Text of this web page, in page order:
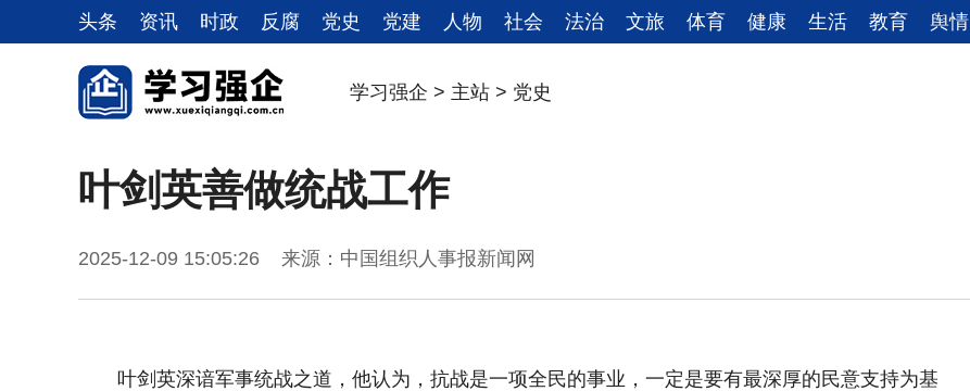
头条 资讯 时政 反腐 党史 党建 人物 社会 法治 文旅 体育 健康 生活 教育 舆情
学习强企 > 主站 > 党史
叶剑英善做统战工作
2025-12-09 15:05:26 来源：中国组织人事报新闻网
叶剑英深谙军事统战之道，他认为，抗战是一项全民的事业，一定是要有最深厚的民意支持为基